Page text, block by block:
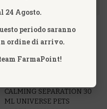
CALMING SEPARATION 30
ML UNIVERSE PETS
24 Agosto.
periodo saranno
ordine di arrivo.
FarmaPoint!